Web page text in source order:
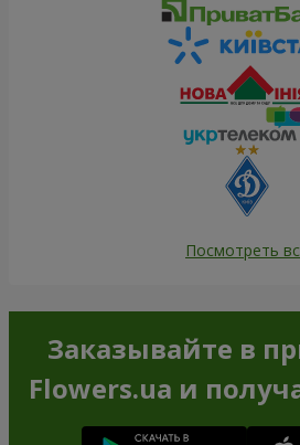
Посмотреть
Заказывайте в
Flowers.ua и